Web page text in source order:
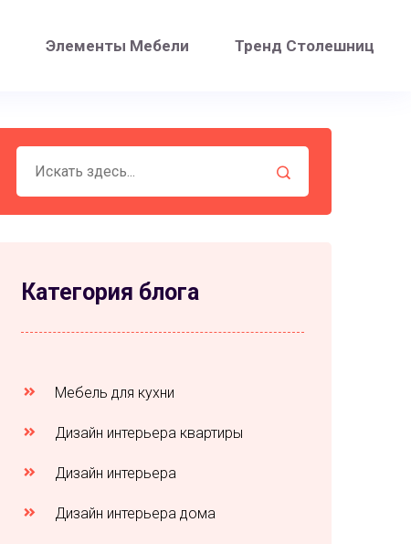
Элементы Мебели Тренд Столешниц
Категория блога
Мебель для кухни
Дизайн интерьера квартиры
Дизайн интерьера
Дизайн интерьера дома